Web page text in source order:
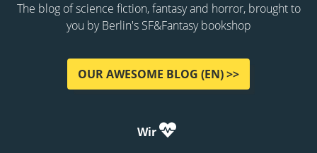
The blog of science fiction, fantasy and horror, brought to
you by Berlin's SF&Fantasy bookshop
OUR AWESOME BLOG (EN) >>
Wir